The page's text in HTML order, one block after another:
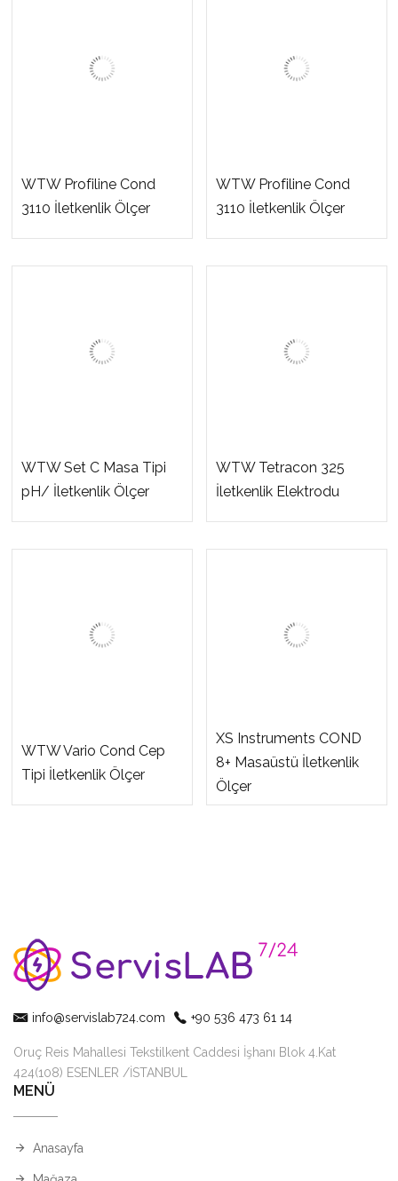
WTW Profiline Cond
3110 İletkenlik Ölçer
WTW Profiline Cond
3110 İletkenlik Ölçer
WTW Set C Masa Tipi
pH/ İletkenlik Ölçer
WTW Tetracon 325
İletkenlik Elektrodu
WTW Vario Cond Cep
Tipi İletkenlik Ölçer
XS Instruments COND
8+ Masaüstü İletkenlik
Ölçer
info@servislab724.com +90 536 473 61 14
Oruç Reis Mahallesi Tekstilkent Caddesi İşhanı Blok 4.Kat
424(108) ESENLER /İSTANBUL
MENÜ
Anasayfa